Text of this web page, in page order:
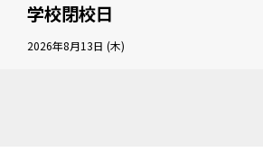
学校閉校日
2026年8月13日 (木)